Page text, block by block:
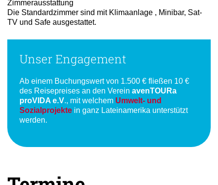
Zimmerausstattung
Die Standardzimmer sind mit Klimaanlage , Minibar, Sat-
TV und Safe ausgestattet.
Unser Engagement
Ab einem Buchungswert von 1.500 € fließen 10 €
des Reisepreises an den Verein avenTOURa
proVIDA e.V., mit welchem Umwelt- und
Sozialprojekte in ganz Lateinamerika unterstützt
werden.